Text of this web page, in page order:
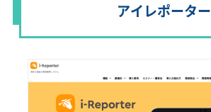
アイレポーター